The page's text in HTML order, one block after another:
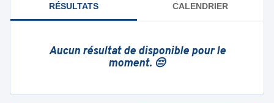
RÉSULTATS CALENDRIER
Aucun résultat de disponible pour le
moment. 😔